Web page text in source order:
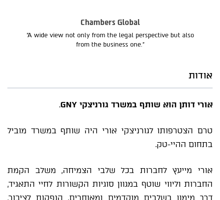
Chambers Global
“A wide view not only from the legal perspective but also
from the business one.”
אודות
אורי דותן הוא שותף במשרד גורניצקי GNY .
טרם הצטרפותו לגורניצקי אורי היה שותף במשרד מוביל
בתחום ההיי-טק.
אורי מייעץ לחברות בכל שלבי הצמיחה, משלב הקמת
החברות וליווי שוטף במגוון סוגיות הקשורות לחיי התאגיד,
דרך מימון בשלבים מוקדמים ומאוחרים, הנפקות לציבור,